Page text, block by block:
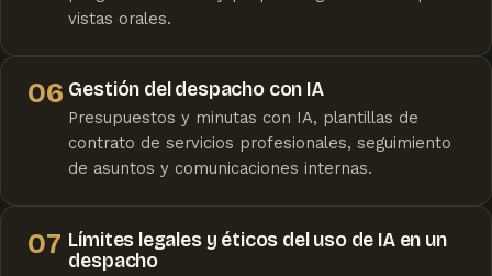
vistas orales.
06 Gestión del despacho con IA
Presupuestos y minutas con IA, plantillas de
contrato de servicios profesionales, seguimiento
de asuntos y comunicaciones internas.
07 Límites legales y éticos del uso de IA en un
despacho